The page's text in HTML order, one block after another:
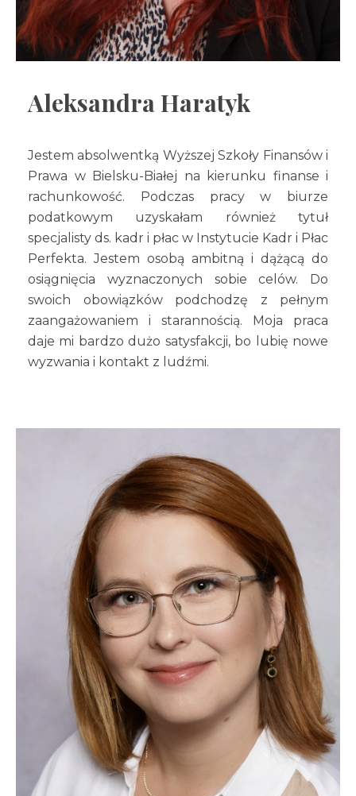
Aleksandra Haratyk
Jestem absolwentką Wyższej Szkoły Finansów i
Prawa w Bielsku-Białej na kierunku finanse i
rachunkowość. Podczas pracy w biurze
podatkowym uzyskałam również tytuł
specjalisty ds. kadr i płac w Instytucie Kadr i Płac
Perfekta. Jestem osobą ambitną i dążącą do
osiągnięcia wyznaczonych sobie celów. Do
swoich obowiązków podchodzę z pełnym
zaangażowaniem i starannością. Moja praca
daje mi bardzo dużo satysfakcji, bo lubię nowe
wyzwania i kontakt z ludźmi.